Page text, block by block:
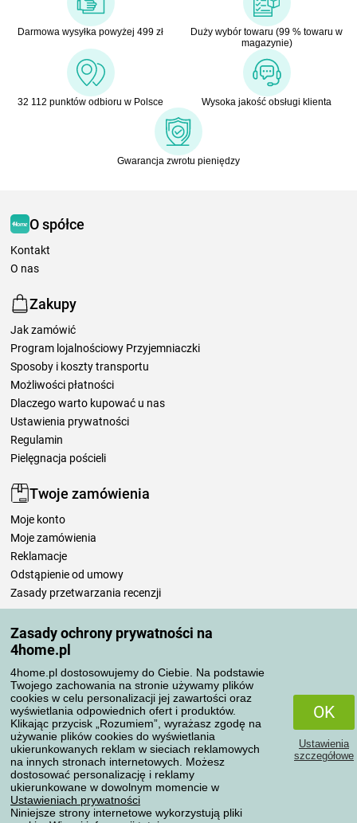
Zasady ochrony prywatności na
4home.pl
4home.pl dostosowujemy do Ciebie. Na podstawie
Twojego zachowania na stronie używamy plików
cookies w celu personalizacji jej zawartości oraz
wyświetlania odpowiednich ofert i produktów.
Klikając przycisk „Rozumiem”, wyrażasz zgodę na
używanie plików cookies do wyświetlania
ukierunkowanych reklam w sieciach reklamowych
na innych stronach internetowych. Możesz
dostosować personalizację i reklamy
ukierunkowane w dowolnym momencie w
Ustawieniach prywatności
Niniejsze strony internetowe wykorzystują pliki
OK
Ustawienia
szczegółowe
Darmowa wysyłka powyżej 499 zł
Duży wybór towaru (99 % towaru w
magazynie)
32 112 punktów odbioru w Polsce Wysoka jakość obsługi klienta
Gwarancja zwrotu pieniędzy
O spółce
Kontakt
O nas
Zakupy
Jak zamówić
Program lojalnościowy Przyjemniaczki
Sposoby i koszty transportu
Możliwości płatności
Dlaczego warto kupować u nas
Ustawienia prywatności
Regulamin
Pielęgnacja pościeli
Twoje zamówienia
Moje konto
Moje zamówienia
Reklamacje
Odstąpienie od umowy
Zasady przetwarzania recenzji
Sposoby transportu
Metody płatności
Niezawodny sklep